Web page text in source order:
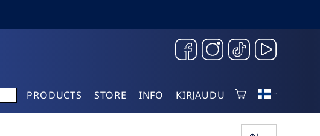
PRODUCTS STORE INFO KIRJAUDU